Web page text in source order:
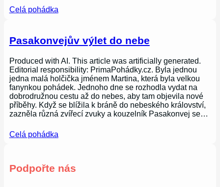
Celá pohádka
Pasakonvejův výlet do nebe
Produced with AI. This article was artificially generated.
Editorial responsibility: PrimaPohádky.cz. Byla jednou
jedna malá holčička jménem Martina, která byla velkou
fanynkou pohádek. Jednoho dne se rozhodla vydat na
dobrodružnou cestu až do nebes, aby tam objevila nové
příběhy. Když se blížila k bráně do nebeského království,
zazněla různá zvířecí zvuky a kouzelník Pasakonvej se…
Celá pohádka
Podpořte nás